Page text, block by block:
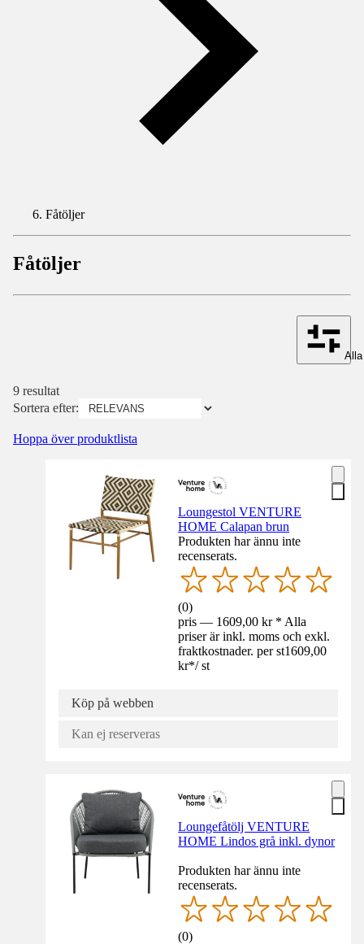
Fåtöljer
Fåtöljer
9 resultat
Sortera efter:
Hoppa över produktlista
Loungestol VENTURE
HOME Calapan brun
Produkten har ännu inte
recenserats.
(0)
pris — 1609,00 kr * Alla
priser är inkl. moms och exkl.
fraktkostnader. per st1609,00
kr*/ st
Köp på webben
Kan ej reserveras
Loungefåtölj VENTURE
HOME Lindos grå inkl. dynor
Produkten har ännu inte
recenserats.
(0)